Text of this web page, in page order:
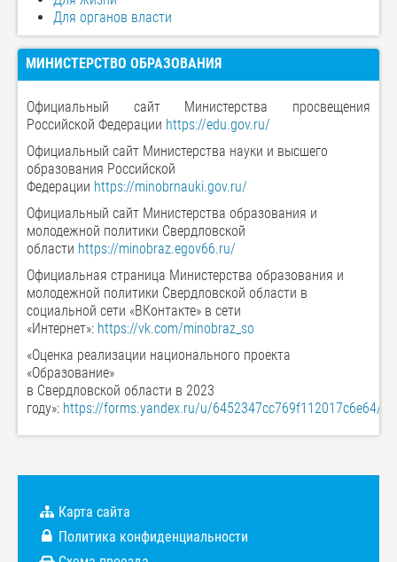
Для органов власти
МИНИСТЕРСТВО ОБРАЗОВАНИЯ
Официальный сайт Министерства просвещения
Российской Федерации https://edu.gov.ru/
Официальный сайт Министерства науки и высшего
образования Российской
Федерации https://minobrnauki.gov.ru/
Официальный сайт Министерства образования и
молодежной политики Свердловской
области https://minobraz.egov66.ru/
Официальная страница Министерства образования и
молодежной политики Свердловской области в
социальной сети «ВКонтакте» в сети
«Интернет»: https://vk.com/minobraz_so
«Оценка реализации национального проекта
«Образование»
в Свердловской области в 2023
году»: https://forms.yandex.ru/u/6452347cc769f112017c6e64/.
Карта сайта
Политика конфиденциальности